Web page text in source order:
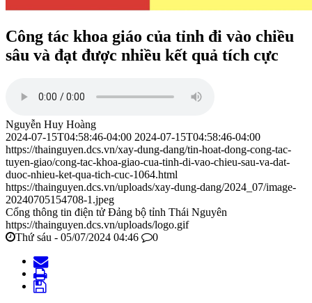
Công tác khoa giáo của tỉnh đi vào chiều
sâu và đạt được nhiều kết quả tích cực
Nguyễn Huy Hoàng
2024-07-15T04:58:46-04:00 2024-07-15T04:58:46-04:00
https://thainguyen.dcs.vn/xay-dung-dang/tin-hoat-dong-cong-tac-
tuyen-giao/cong-tac-khoa-giao-cua-tinh-di-vao-chieu-sau-va-dat-
duoc-nhieu-ket-qua-tich-cuc-1064.html
https://thainguyen.dcs.vn/uploads/xay-dung-dang/2024_07/image-
20240705154708-1.jpeg
Cổng thông tin điện tử Đảng bộ tỉnh Thái Nguyên
https://thainguyen.dcs.vn/uploads/logo.gif
Thứ sáu - 05/07/2024 04:46
0